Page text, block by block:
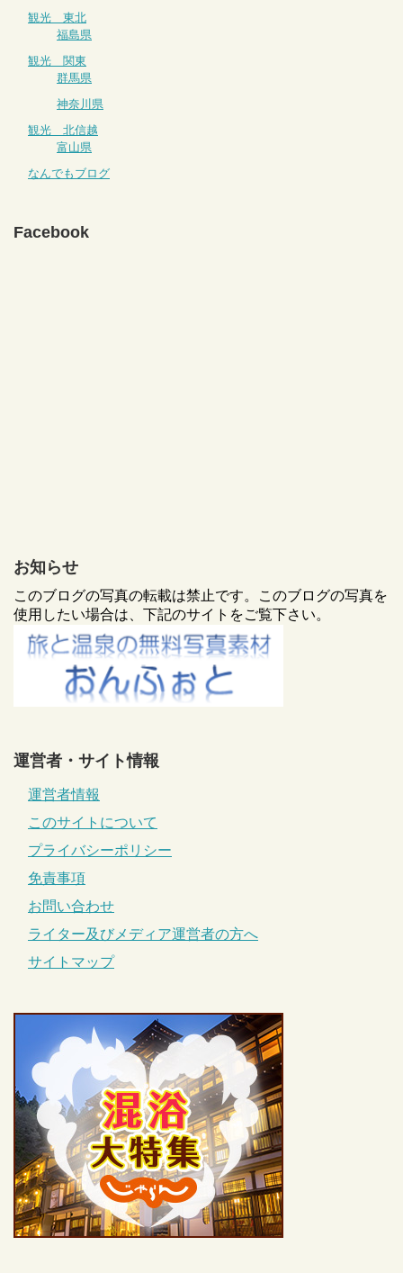
観光 東北
福島県
観光 関東
群馬県
神奈川県
観光 北信越
富山県
なんでもブログ
Facebook
お知らせ
このブログの写真の転載は禁止です。このブログの写真を
使用したい場合は、下記のサイトをご覧下さい。
運営者・サイト情報
運営者情報
このサイトについて
プライバシーポリシー
免責事項
お問い合わせ
ライター及びメディア運営者の方へ
サイトマップ